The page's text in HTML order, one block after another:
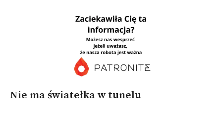
Nie ma światełka w tunelu